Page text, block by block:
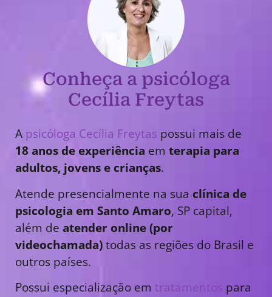
Conheça a psicóloga
Cecília Freytas
A psicóloga Cecília Freytas possui mais de
18 anos de experiência em terapia para
adultos, jovens e crianças.
Atende presencialmente na sua clínica de
psicologia em Santo Amaro, SP capital,
além de atender online (por
videochamada)todas as regiões do Brasil e
outros países.
Possui especialização em tratamentos para